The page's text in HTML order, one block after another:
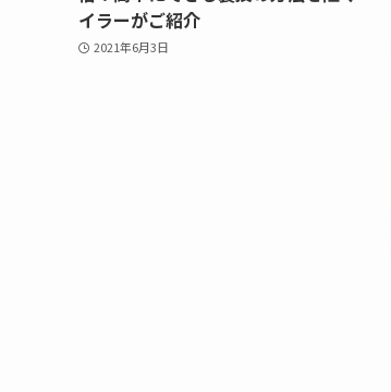
イラーがご紹介
2021年6月3日